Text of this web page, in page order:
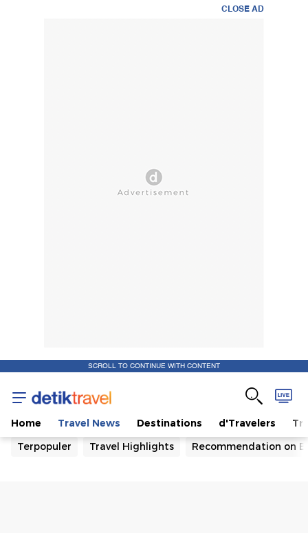
CLOSE AD
SCROLL TO CONTINUE WITH CONTENT
Home Travel News Destinations d'Travelers
Terpopuler
Travel Highlights Recommendation on